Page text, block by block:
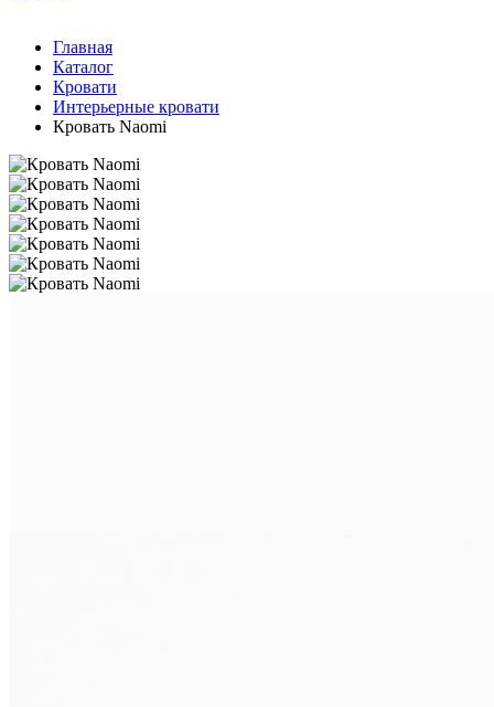
Главная
Каталог
Кровати
Интерьерные кровати
Кровать Naomi